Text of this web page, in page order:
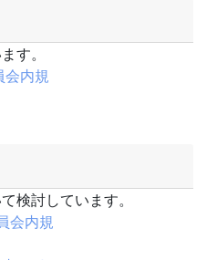
す。
会内規
検討しています。
会内規